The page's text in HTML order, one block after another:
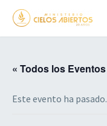
« Todos los Eventos
Este evento ha pasado.